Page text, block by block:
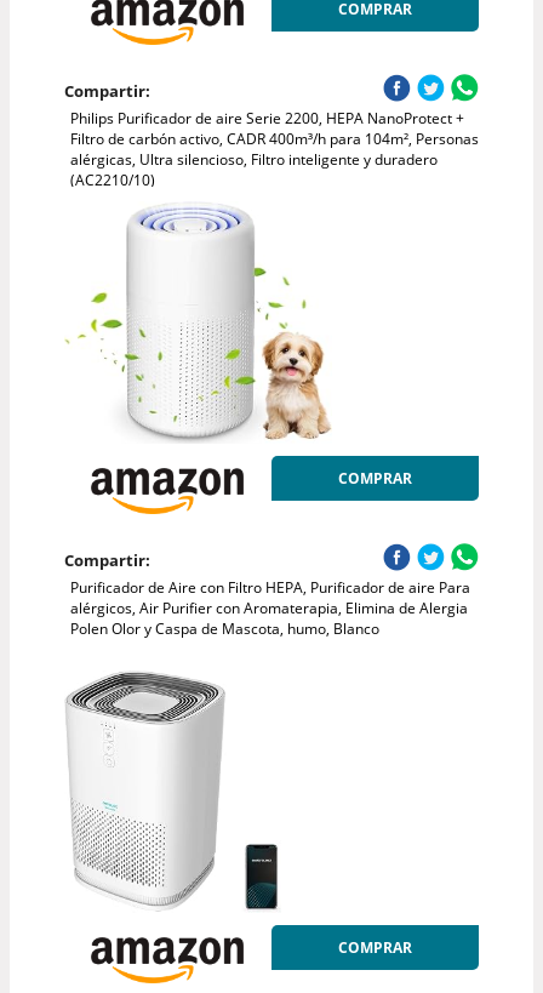
COMPRAR
Compartir:
Philips Purificador de aire Serie 2200, HEPA NanoProtect +
Filtro de carbón activo, CADR 400m³/h para 104m², Personas
alérgicas, Ultra silencioso, Filtro inteligente y duradero
(AC2210/10)
COMPRAR
Compartir:
Purificador de Aire con Filtro HEPA, Purificador de aire Para
alérgicos, Air Purifier con Aromaterapia, Elimina de Alergia
Polen Olor y Caspa de Mascota, humo, Blanco
COMPRAR